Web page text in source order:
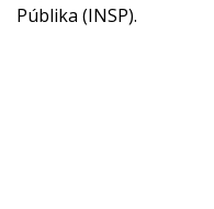
Públika (INSP).